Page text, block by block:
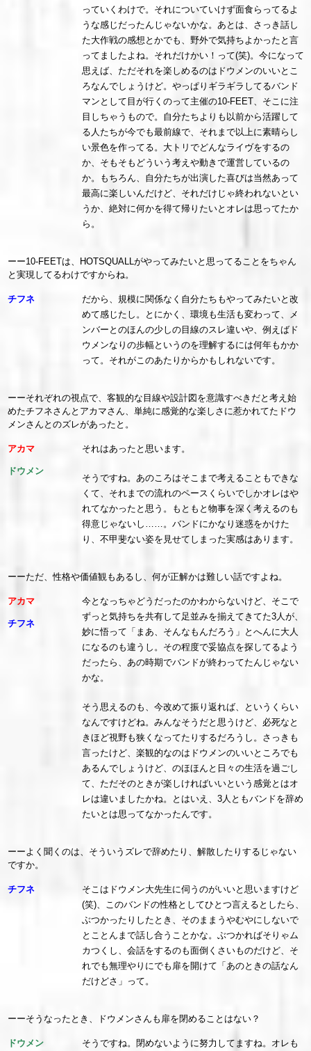
っていくわけで。それについていけず面食らってるよ
うな感じだったんじゃないかな。あとは、さっき話し
た大作戦の感想とかでも、野外で気持ちよかったと言
ってましたよね。それだけかい！って(笑)。今になって
思えば、ただそれを楽しめるのはドウメンのいいとこ
ろなんでしょうけど。やっぱりギラギラしてるバンド
マンとして目が行くのって主催の10-FEET、そこに注
目しちゃうもので。自分たちよりも以前から活躍して
る人たちが今でも最前線で、それまで以上に素晴らし
い景色を作ってる。大トリでどんなライヴをするの
か、そもそもどういう考えや動きで運営しているの
か。もちろん、自分たちが出演した喜びは当然あって
最高に楽しいんだけど、それだけじゃ終われないとい
うか、絶対に何かを得て帰りたいとオレは思ってたか
ら。
ーー10-FEETは、HOTSQUALLがやってみたいと思ってることをちゃん
と実現してるわけですからね。
チフネ
だから、規模に関係なく自分たちもやってみたいと改
めて感じたし。とにかく、環境も生活も変わって、メ
ンバーとのほんの少しの目線のスレ違いや、例えばド
ウメンなりの歩幅というのを理解するには何年もかか
って。それがこのあたりからかもしれないです。
ーーそれぞれの視点で、客観的な目線や設計図を意識すべきだと考え始
めたチフネさんとアカマさん、単純に感覚的な楽しさに惹かれてたドウ
メンさんとのズレがあったと。
アカマ それはあったと思います。
ドウメン
そうですね。あのころはそこまで考えることもできな
くて、それまでの流れのペースくらいでしかオレはや
れてなかったと思う。もともと物事を深く考えるのも
得意じゃないし……。バンドにかなり迷惑をかけた
り、不甲斐ない姿を見せてしまった実感はあります。
ーーただ、性格や価値観もあるし、何が正解かは難しい話ですよね。
アカマ
今となっちゃどうだったのかわからないけど、そこで
ずっと気持ちを共有して足並みを揃えてきてた3人が、
妙に悟って「まあ、そんなもんだろう」とへんに大人
になるのも違うし。その程度で妥協点を探してるよう
だったら、あの時期でバンドが終わってたんじゃない
かな。
チフネ
そう思えるのも、今改めて振り返れば、というくらい
なんですけどね。みんなそうだと思うけど、必死なと
きほど視野も狭くなってたりするだろうし。さっきも
言ったけど、楽観的なのはドウメンのいいところでも
あるんでしょうけど、のほほんと日々の生活を過ごし
て、ただそのときが楽しければいいという感覚とはオ
レは違いましたかね。とはいえ、3人ともバンドを辞め
たいとは思ってなかったんです。
ーーよく聞くのは、そういうズレで辞めたり、解散したりするじゃない
ですか。
チフネ
そこはドウメン大先生に伺うのがいいと思いますけど
(笑)、このバンドの性格としてひとつ言えるとしたら、
ぶつかったりしたとき、そのままうやむやにしないで
とことんまで話し合うことかな。ぶつかればそりゃム
カつくし、会話をするのも面倒くさいものだけど、そ
れでも無理やりにでも扉を開けて「あのときの話なん
だけどさ」って。
ーーそうなったとき、ドウメンさんも扉を閉めることはない？
ドウメン
そうですね。閉めないように努力してますね。オレも